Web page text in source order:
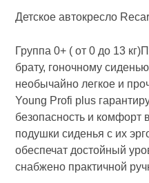
Детское автокресло
Группа 0+ ( от 0 до 13
брату, гоночному
необычайно легкое и
Young Profi plus
безопасность и комфорт
подушки сиденья с их
обеспечат достойный
снабжено практичной